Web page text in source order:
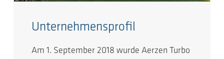
Unternehmensprofil
Am 1. September 2018 wurde Aerzen Turbo